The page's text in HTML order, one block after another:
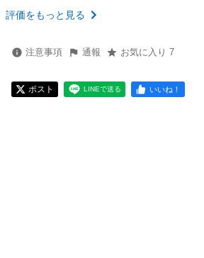
評価をもっと見る
注意事項 通報 お気に入り 7
ポスト LINEで送る いいね！